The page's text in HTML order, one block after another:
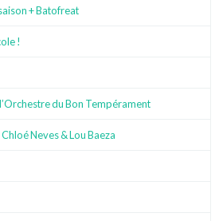
+ Batofreat
!
du Bon Tempérament
Neves & Lou Baeza